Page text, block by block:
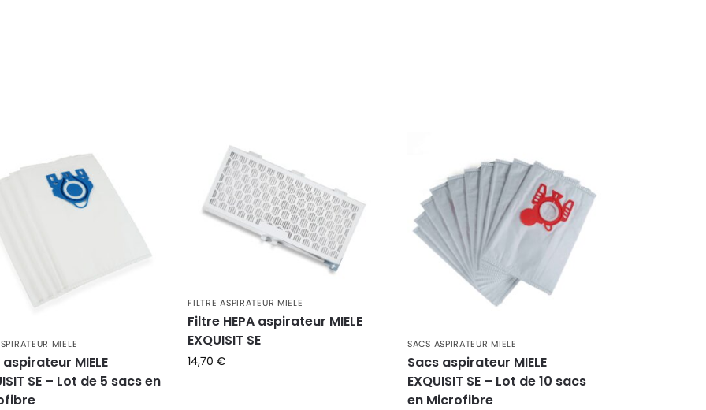
MIELE
MIELE
SE – Lot de 5 sacs en
FILTRE ASPIRATEUR MIELE
Filtre HEPA aspirateur MIELE
EXQUISIT SE
14,70€
SACS ASPIRATEUR MIELE
Sacs aspirateur MIELE
EXQUISIT SE – Lot de 10 sacs
en Microfibre